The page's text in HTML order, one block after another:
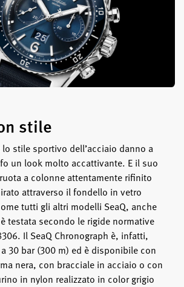
stile
stile sportivo dell’acciaio danno a
un look molto accattivante. E il suo
a colonne attentamente rifinito
attraverso il fondello in vetro
tutti gli altri modelli SeaQ, anche
testata secondo le rigide normative
Il SeaQ Chronograph è, infatti,
30 bar (300 m) ed è disponibile con
nera, con bracciale in acciaio o con
in nylon realizzato in color grigio